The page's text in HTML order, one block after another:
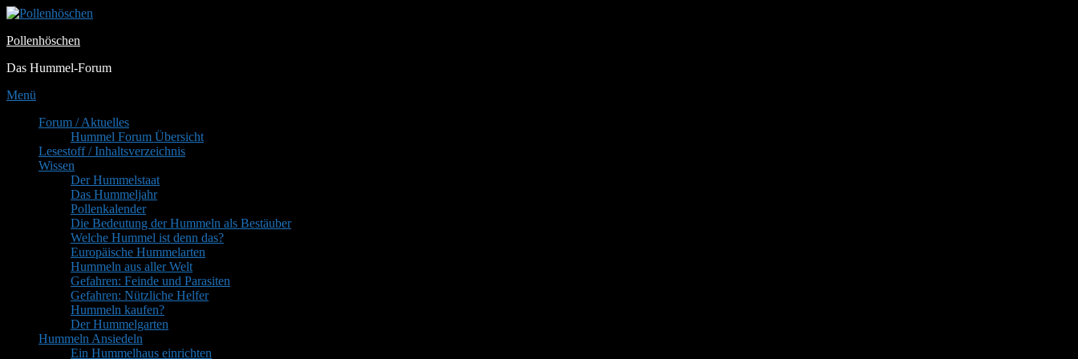
Zum
springen
Pollenhöschen
Das Hummel-Forum
Menü
PrimäresForum / Aktuelles
Hummel Forum Übersicht
Lesestoff / Inhaltsverzeichnis
Wissen
Der Hummelstaat
Das Hummeljahr
Pollenkalender
Die Bedeutung der Hummeln als Bestäuber
Welche Hummel ist denn das?
Europäische Hummelarten
Hummeln aus aller Welt
Gefahren: Feinde und Parasiten
Gefahren: Nützliche Helfer
Hummeln kaufen?
Der Hummelgarten
Hummeln Ansiedeln
Ein Hummelhaus einrichten